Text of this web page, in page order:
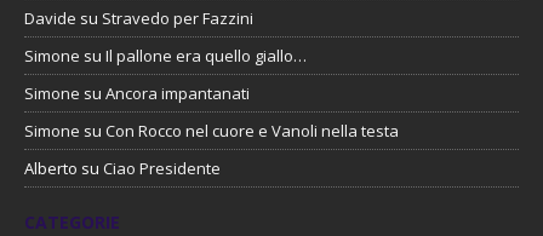
Davide su Stravedo per Fazzini
Simone su Il pallone era quello giallo…
Simone su Ancora impantanati
Simone su Con Rocco nel cuore e Vanoli nella testa
Alberto su Ciao Presidente
CATEGORIE